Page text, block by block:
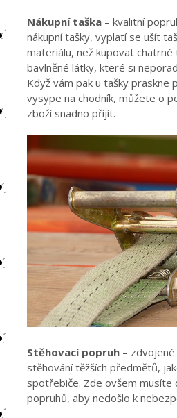
Nákupní taška– kvalitní
nákupní tašky, vyplatí se ušít
materiálu, než kupovat chatrné
bavlněné látky, které si
Když vám pak u tašky praskne
vysype na chodník, můžete o
zboží snadno přijít.
Stěhovací popruh –
stěhování těžších předmětů,
spotřebiče. Zde ovšem musíte
popruhů, aby nedošlo k